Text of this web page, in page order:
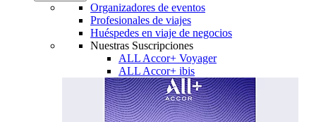
Organizadores de eventos
Profesionales de viajes
Huéspedes en viaje de negocios
Nuestras Suscripciones
ALL Accor+ Voyager
ALL Accor+ ibis